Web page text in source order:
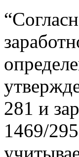
281 и
1469/